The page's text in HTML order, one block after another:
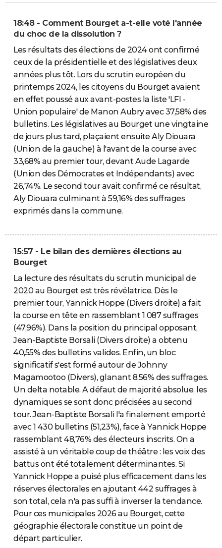
18:48 - Comment Bourget a-t-elle voté l'année
du choc de la dissolution ?
Les résultats des élections de 2024 ont confirmé
ceux de la présidentielle et des législatives deux
années plus tôt. Lors du scrutin européen du
printemps 2024, les citoyens du Bourget avaient
en effet poussé aux avant-postes la liste 'LFI -
Union populaire' de Manon Aubry avec 37,58% des
bulletins. Les législatives au Bourget une vingtaine
de jours plus tard, plaçaient ensuite Aly Diouara
(Union de la gauche) à l'avant de la course avec
33,68% au premier tour, devant Aude Lagarde
(Union des Démocrates et Indépendants) avec
26,74%. Le second tour avait confirmé ce résultat,
Aly Diouara culminant à 59,16% des suffrages
exprimés dans la commune.
15:57 - Le bilan des dernières élections au
Bourget
La lecture des résultats du scrutin municipal de
2020 au Bourget est très révélatrice. Dès le
premier tour, Yannick Hoppe (Divers droite) a fait
la course en tête en rassemblant 1 087 suffrages
(47,96%). Dans la position du principal opposant,
Jean-Baptiste Borsali (Divers droite) a obtenu
40,55% des bulletins valides. Enfin, un bloc
significatif s'est formé autour de Johnny
Magamootoo (Divers), glanant 8,56% des suffrages.
Un delta notable. A défaut de majorité absolue, les
dynamiques se sont donc précisées au second
tour. Jean-Baptiste Borsali l'a finalement emporté
avec 1 430 bulletins (51,23%), face à Yannick Hoppe
rassemblant 48,76% des électeurs inscrits. On a
assisté à un véritable coup de théâtre : les voix des
battus ont été totalement déterminantes. Si
Yannick Hoppe a puisé plus efficacement dans les
réserves électorales en ajoutant 442 suffrages à
son total, cela n'a pas suffi à inverser la tendance.
Pour ces municipales 2026 au Bourget, cette
géographie électorale constitue un point de
départ particulier.